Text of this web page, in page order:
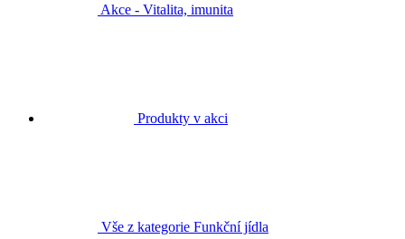
Akce - Vitalita, imunita
Produkty v akci
Vše z kategorie Funkční jídla